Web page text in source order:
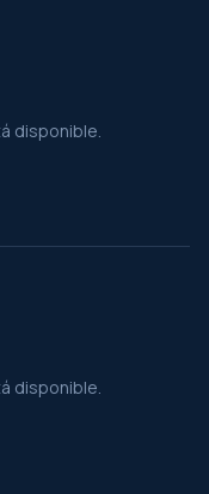
disponible.
disponible.